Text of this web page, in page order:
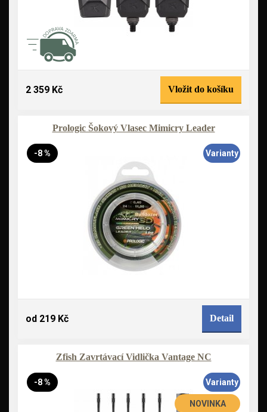
2 359 Kč Vložit do košíku
Prologic Šokový Vlasec Mimicry Leader
-8 % Varianty
od 219 Kč Detail
Zfish Zavrtávací Vidlička Vantage NC
-8 %
NOVINKA
Varianty